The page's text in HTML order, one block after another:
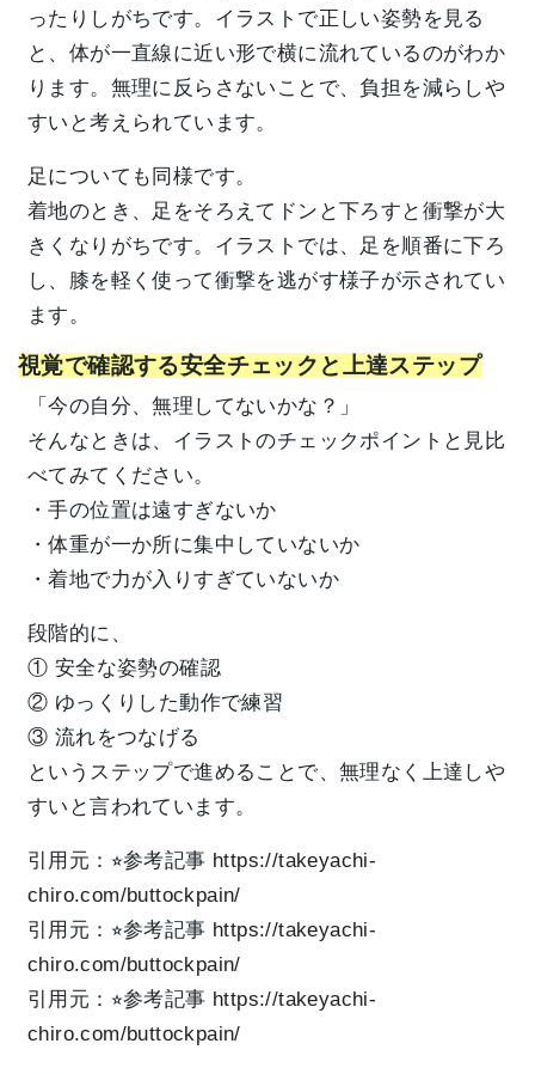
ったりしがちです。イラストで正しい姿勢を見る
と、体が一直線に近い形で横に流れているのがわか
ります。無理に反らさないことで、負担を減らしや
すいと考えられています。
足についても同様です。
着地のとき、足をそろえてドンと下ろすと衝撃が大
きくなりがちです。イラストでは、足を順番に下ろ
し、膝を軽く使って衝撃を逃がす様子が示されてい
ます。
視覚で確認する安全チェックと上達ステップ
「今の自分、無理してないかな？」
そんなときは、イラストのチェックポイントと見比
べてみてください。
・手の位置は遠すぎないか
・体重が一か所に集中していないか
・着地で力が入りすぎていないか
段階的に、
① 安全な姿勢の確認
② ゆっくりした動作で練習
③ 流れをつなげる
というステップで進めることで、無理なく上達しや
すいと言われています。
引用元：⭐︎参考記事 https://takeyachi-
chiro.com/buttockpain/
引用元：⭐︎参考記事 https://takeyachi-
chiro.com/buttockpain/
引用元：⭐︎参考記事 https://takeyachi-
chiro.com/buttockpain/